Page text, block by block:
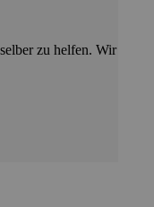
zu helfen. Wir